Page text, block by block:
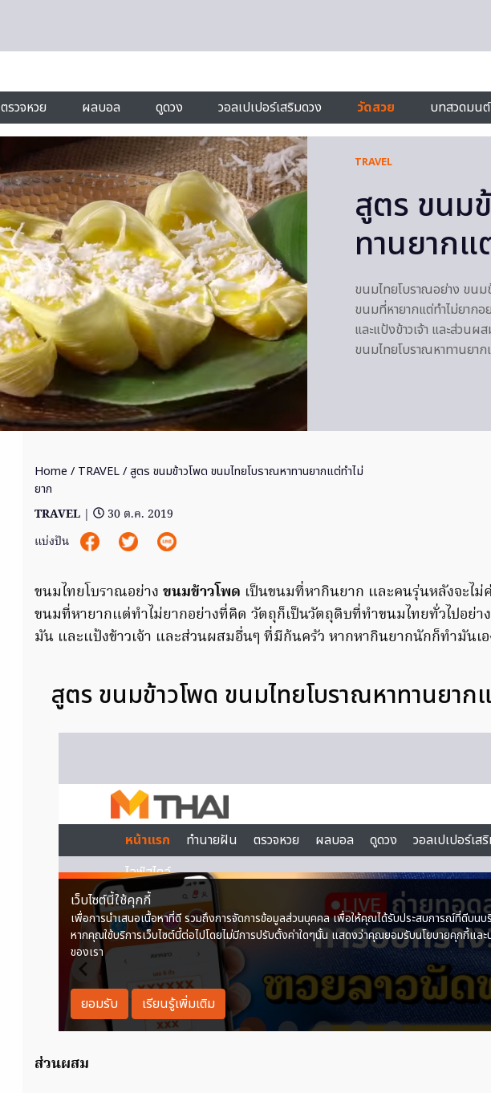
ตรวจหวย ผลบอล ดูดวง วอลเปเปอร์เสริมดวง วัดสวย บทสวดมนต์
TRAVEL
สูตร ขนม
ทานยากแ
ขนมไทยโบราณอย่าง ขนม
ขนมที่หายากแต่ทำไม่ยาก
และแป้งข้าวเจ้า และส่วน
ขนมไทยโบราณหาทานยา
Home / TRAVEL/ สูตร ขนมข้าวโพด ขนมไทยโบราณหาทานยากแต่ทำไม่
ยาก
TRAVEL |
30 ต.ค. 2019
แบ่งปัน
ขนมไทยโบราณอย่าง ขนมข้าวโพด เป็นขนมที่หากินยาก และคนรุ่นหลังจะไม่
ขนมที่หายากแต่ทำไม่ยากอย่างที่คิด วัตถุก็เป็นวัตถุดิบที่ทำขนมไทยทั่วไปอย่า
มัน และแป้งข้าวเจ้า และส่วนผสมอื่นๆ ที่มีก้นครัว หากหากินยากนักก็ทำมันเอ
สูตร ขนมข้าวโพด ขนมไทยโบราณหาทานยาก
ส่วนผสม